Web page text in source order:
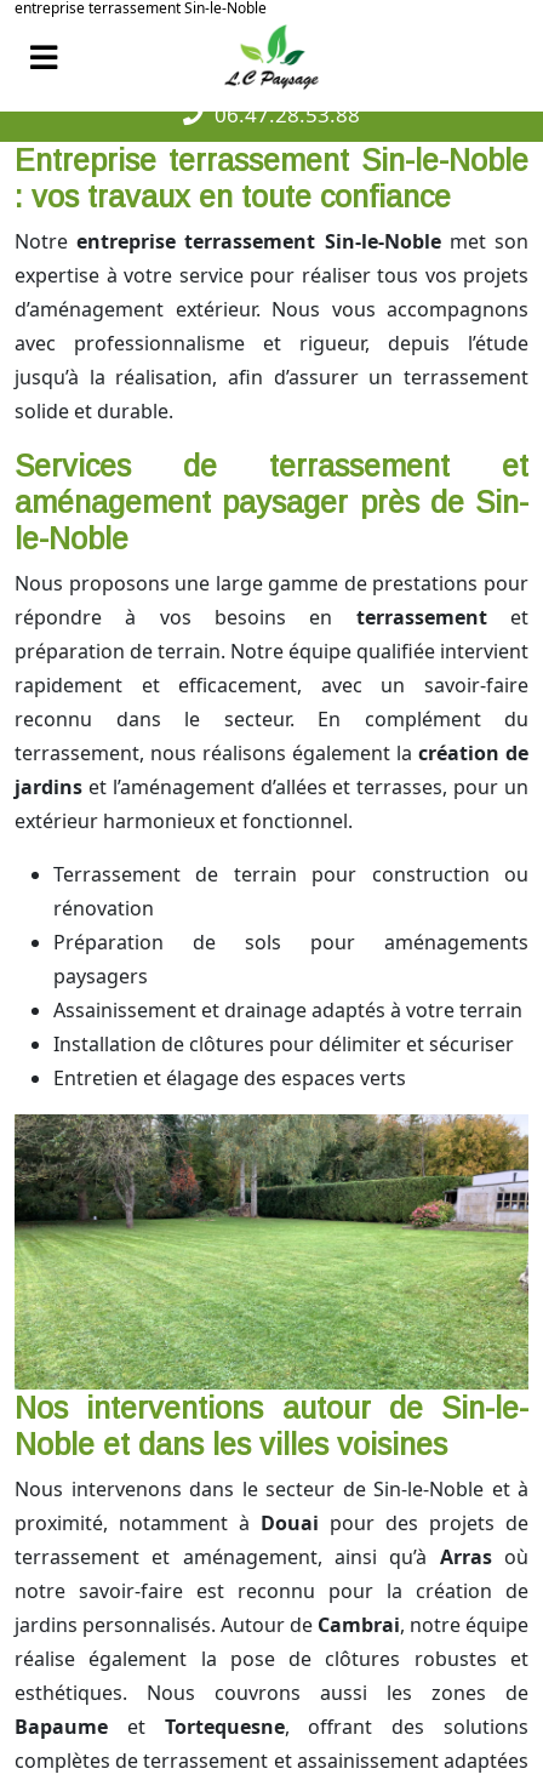
entreprise terrassement Sin-le-Noble
06.47.28.53.88
Entreprise terrassement Sin-le-Noble
: vos travaux en toute confiance
Notreentreprise terrassement Sin-le-Noblemet son
expertise à votre service pour réaliser tous vos projets
d’aménagement extérieur. Nous vous accompagnons
avec professionnalisme et rigueur, depuis l’étude
jusqu’à la réalisation, afin d’assurer un terrassement
solide et durable.
Services de terrassement et
aménagement paysager près de Sin-
le-Noble
Nous proposons une large gamme de prestations pour
répondre à vos besoins en terrassementet
préparation de terrain. Notre équipe qualifiée intervient
rapidement et efficacement, avec un savoir-faire
reconnu dans le secteur. En complément du
terrassement, nous réalisons également la création de
jardins et l’aménagement d’allées et terrasses, pour un
extérieur harmonieux et fonctionnel.
Terrassement de terrain pour construction ou
rénovation
Préparation de sols pour aménagements
paysagers
Assainissement et drainage adaptés à votre terrain
Installation de clôtures pour délimiter et sécuriser
Entretien et élagage des espaces verts
Nos interventions autour de Sin-le-
Noble et dans les villes voisines
Nous intervenons dans le secteur de Sin-le-Noble et à
proximité, notamment à Douai pour des projets de
terrassement et aménagement, ainsi qu’à Arrasoù
notre savoir-faire est reconnu pour la création de
jardins personnalisés. Autour de Cambrai, notre équipe
réalise également la pose de clôtures robustes et
esthétiques. Nous couvrons aussi les zones de
Bapaume et Tortequesne, offrant des solutions
complètes de terrassement et assainissement adaptées